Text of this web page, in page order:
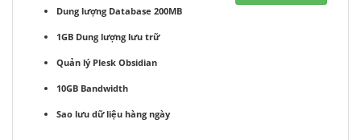
Dung lượng Database 200MB
1GB Dung lượng lưu trữ
Quản lý Plesk Obsidian
10GB Bandwidth
Sao lưu dữ liệu hàng ngày